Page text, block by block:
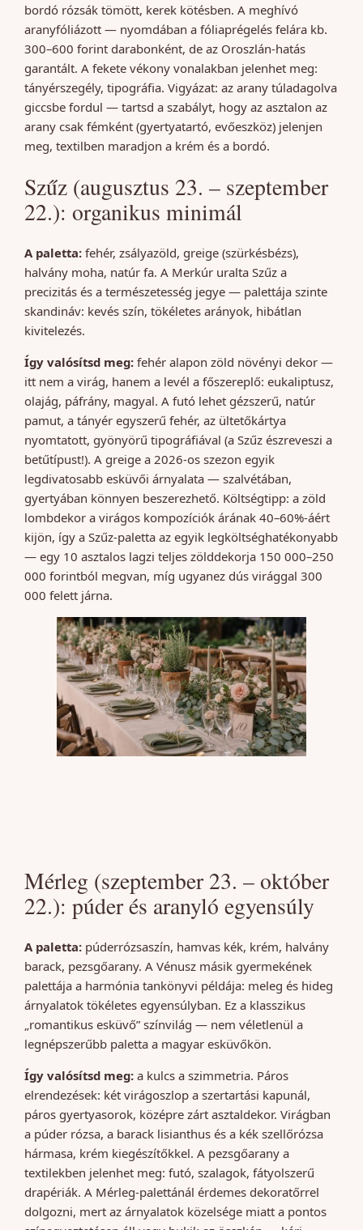
bordó rózsák tömött, kerek kötésben. A meghívó
aranyfóliázott — nyomdában a fóliaprégelés felára kb.
300–600 forint darabonként, de az Oroszlán-hatás
garantált. A fekete vékony vonalakban jelenhet meg:
tányérszegély, tipográfia. Vigyázat: az arany túladagolva
giccsbe fordul — tartsd a szabályt, hogy az asztalon az
arany csak fémként (gyertyatartó, evőeszköz) jelenjen
meg, textilben maradjon a krém és a bordó.
Szűz (augusztus 23. – szeptember
22.): organikus minimál
A paletta: fehér, zsályazöld, greige (szürkésbézs),
halvány moha, natúr fa. A Merkúr uralta Szűz a
precizitás és a természetesség jegye — palettája szinte
skandináv: kevés szín, tökéletes arányok, hibátlan
kivitelezés.
Így valósítsd meg: fehér alapon zöld növényi dekor —
itt nem a virág, hanem a levél a főszereplő: eukaliptusz,
olajág, páfrány, magyal. A futó lehet gézszerű, natúr
pamut, a tányér egyszerű fehér, az ültetőkártya
nyomtatott, gyönyörű tipográfiával (a Szűz észreveszi a
betűtípust!). A greige a 2026-os szezon egyik
legdivatosabb esküvői árnyalata — szalvétában,
gyertyában könnyen beszerezhető. Költségtipp: a zöld
lombdekor a virágos kompozíciók árának 40–60%-áért
kijön, így a Szűz-paletta az egyik legköltséghatékonyabb
— egy 10 asztalos lagzi teljes zölddekorja 150 000–250
000 forintból megvan, míg ugyanez dús virággal 300
000 felett járna.
Mérleg (szeptember 23. – október
22.): púder és aranyló egyensúly
A paletta: púderrózsaszín, hamvas kék, krém, halvány
barack, pezsgőarany. A Vénusz másik gyermekének
palettája a harmónia tankönyvi példája: meleg és hideg
árnyalatok tökéletes egyensúlyban. Ez a klasszikus
„romantikus esküvő” színvilág — nem véletlenül a
legnépszerűbb paletta a magyar esküvőkön.
Így valósítsd meg: a kulcs a szimmetria. Páros
elrendezések: két virágoszlop a szertartási kapunál,
páros gyertyasorok, középre zárt asztaldekor. Virágban
a púder rózsa, a barack lisianthus és a kék szellőrózsa
hármasa, krém kiegészítőkkel. A pezsgőarany a
textilekben jelenhet meg: futó, szalagok, fátyolszerű
drapériák. A Mérleg-palettánál érdemes dekoratőrrel
dolgozni, mert az árnyalatok közelsége miatt a pontos